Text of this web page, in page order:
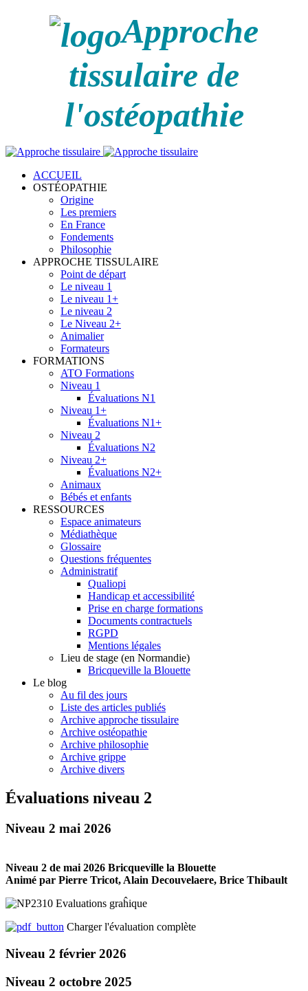
Approche
tissulaire de
l'ostéopathie
ACCUEIL
OSTÉOPATHIE
Origine
Les premiers
En France
Fondements
Philosophie
APPROCHE TISSULAIRE
Point de départ
Le niveau 1
Le niveau 1+
Le niveau 2
Le Niveau 2+
Animalier
Formateurs
FORMATIONS
ATO Formations
Niveau 1
Évaluations N1
Niveau 1+
Évaluations N1+
Niveau 2
Évaluations N2
Niveau 2+
Évaluations N2+
Animaux
Bébés et enfants
RESSOURCES
Espace animateurs
Médiathèque
Glossaire
Questions fréquentes
Administratif
Qualiopi
Handicap et accessibilité
Prise en charge formations
Documents contractuels
RGPD
Mentions légales
Lieu de stage (en Normandie)
Bricqueville la Blouette
Le blog
Au fil des jours
Liste des articles publiés
Archive approche tissulaire
Archive ostéopathie
Archive philosophie
Archive grippe
Archive divers
Évaluations niveau 2
Niveau 2 mai 2026
Niveau 2 de mai 2026 Bricqueville la Blouette
Animé par Pierre Tricot, Alain Decouvelaere, Brice Thibault
Charger l'évaluation complète
Niveau 2 février 2026
Niveau 2 octobre 2025